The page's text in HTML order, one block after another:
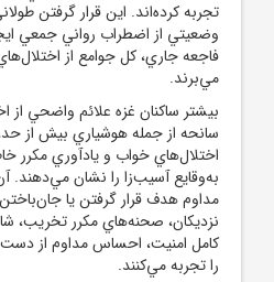
تجربه کرده‌اند. اين قرار گرفتن
وضعيتي از اضطراب رواني جمعي
فاجعه جاري، کل جوامع از
مي‌برند.
بيشتر ساکنان غزه علائم واضحي از
سانحه از جمله هوشياري بيش از
اختلال‌هاي خواب و يادآوري مکرر
بهوقايع آسيب‌زا را نشان مي‌دهند.
مداوم هدف قرار گرفتن يا
نزديکان، صحنه‌هاي مکرر تخريب،
کامل امنيت، احساس مداوم از
را تجربه مي‌کنند.